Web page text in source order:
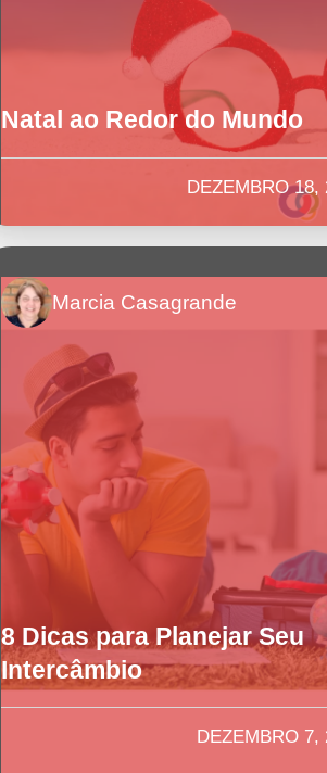
Natal ao Redor do Mundo
DEZEMBRO 18,
Marcia Casagrande
8 Dicas para Planejar Seu
Intercâmbio
DEZEMBRO 7,